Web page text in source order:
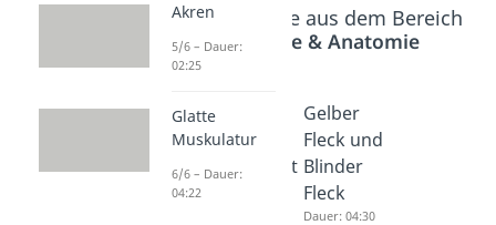
Beliebte Inhalte aus dem Bereich
Physiologie & Anatomie
Auge
beschrift
en
Dauer: 04:26
der
Netzhaut
Gelber
Fleck und
Blinder
Fleck
Dauer: 04:30
Akren
5/6 – Dauer:
02:25
Glatte
Muskulatur
6/6 – Dauer:
04:22